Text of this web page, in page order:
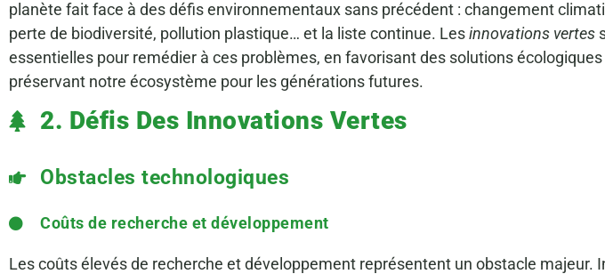
planète fait face à des défis environnementaux sans précédent : changement
perte de biodiversité, pollution plastique… et la liste continue. Lesinnovations vertes
essentielles pour remédier à ces problèmes, en favorisant des solutions écologiques
préservant notre écosystème pour les générations futures.
2. Défis Des Innovations Vertes
Obstacles technologiques
Coûts de recherche et développement
Les coûts élevés de recherche et développement représentent un obstacle majeur.